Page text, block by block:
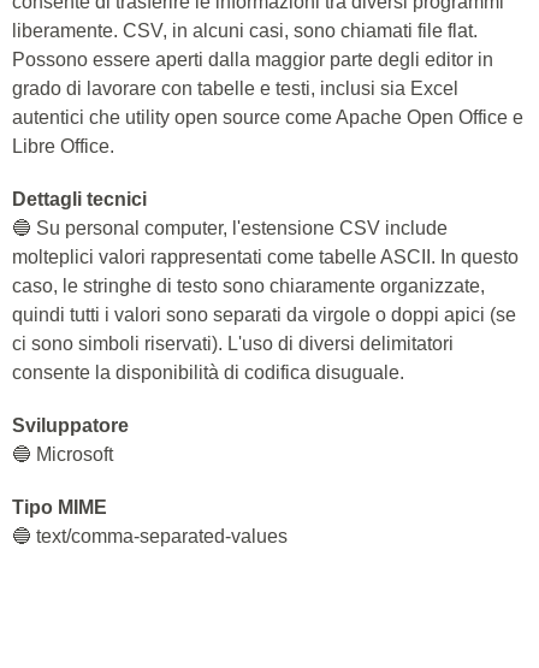
liberamente. CSV, in alcuni casi, sono chiamati file flat.
Possono essere aperti dalla maggior parte degli editor in
grado di lavorare con tabelle e testi, inclusi sia Excel
autentici che utility open source come Apache Open Office e
Libre Office.
Dettagli tecnici
🔵 Su personal computer, l'estensione CSV include
molteplici valori rappresentati come tabelle ASCII. In questo
caso, le stringhe di testo sono chiaramente organizzate,
quindi tutti i valori sono separati da virgole o doppi apici (se
ci sono simboli riservati). L'uso di diversi delimitatori
consente la disponibilità di codifica disuguale.
Sviluppatore
🔵 Microsoft
Tipo MIME
🔵 text/comma-separated-values